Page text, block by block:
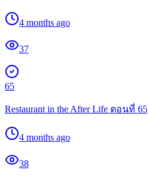
4 months ago
37
65
Restaurant in the After Life ตอนที่ 65
4 months ago
38